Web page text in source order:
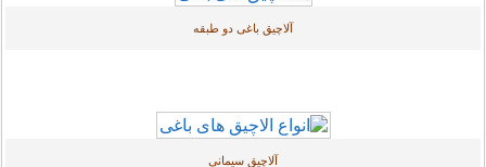
آلاچیق باغی دو طبقه
آلاچیق سیمانی